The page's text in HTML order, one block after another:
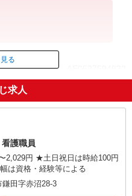
ID：AE0527594922
終了
る
求人
護職員
祝日は時給100円
は資格・経験等による
田字赤沼28-3